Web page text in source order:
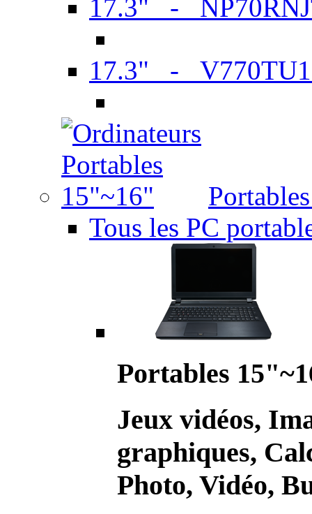
17.3" -
17.3" -
Tous les PC
Portables
Jeux vidéos,
graphiques,
Photo, Vidéo,